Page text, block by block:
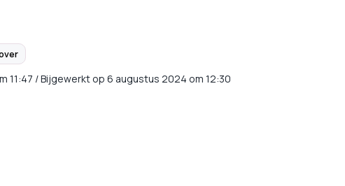
11:47 /Bijgewerkt op 6 augustus 2024 om 12:30